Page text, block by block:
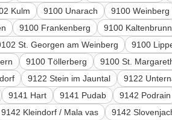
Kulm 9100 Unarach 9100 Weinberg
9100 Frankenberg 9100 Kaltenbrunn
St. Georgen am Weinberg 9100
9100 Töllerberg 9100 St.
9122 Stein im Jauntal 9122
9141 Hart 9141 Pudab 9142 Podrain
9142 Kleindorf / Mala vas 9142